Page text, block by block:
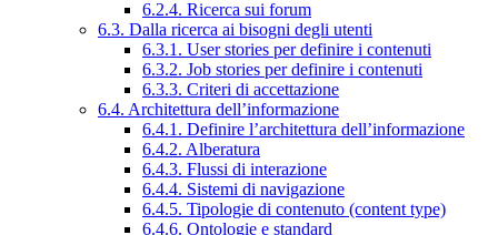
6.2.4. Ricerca sui forum
6.3. Dalla ricerca ai bisogni degli utenti
6.3.1. User stories per definire i contenuti
6.3.2. Job stories per definire i contenuti
6.3.3. Criteri di accettazione
6.4. Architettura dell’informazione
6.4.1. Definire l’architettura dell’informazione
6.4.2. Alberatura
6.4.3. Flussi di interazione
6.4.4. Sistemi di navigazione
6.4.5. Tipologie di contenuto (content type)
6.4.6. Ontologie e standard